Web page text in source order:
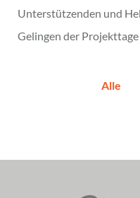
Unterstützenden und
Gelingen der
Alle